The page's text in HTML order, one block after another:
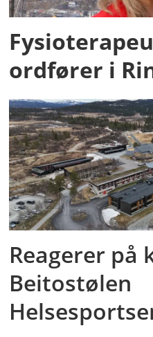
ordfører i
Reagerer på
Beitostølen